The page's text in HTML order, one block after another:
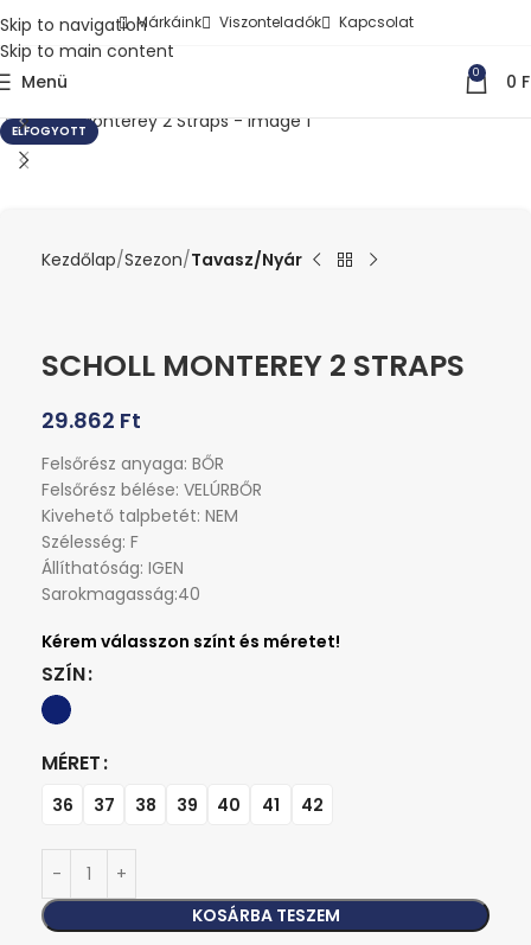
Skip to navigation
Skip to main content
Márkáink Viszonteladók Kapcsolat
Menü 0 0
ELFOGYOTT
Kezdőlap Szezon Tavasz/Nyár
SCHOLL MONTEREY 2 STRAPS
29.862 Ft
Felsőrész anyaga: BŐR
Felsőrész bélése: VELÚRBŐR
Kivehető talpbetét: NEM
Szélesség: F
Állíthatóság: IGEN
Sarokmagasság:40
SZÍN
MÉRET
36 37 38 39 40 41 42
KOSÁRBA TESZEM